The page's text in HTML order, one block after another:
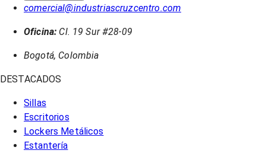
comercial@industriascruzcentro.com
Oficina: Cl. 19 Sur #28-09
Bogotá, Colombia
DESTACADOS
Sillas
Escritorios
Lockers Metálicos
Estantería